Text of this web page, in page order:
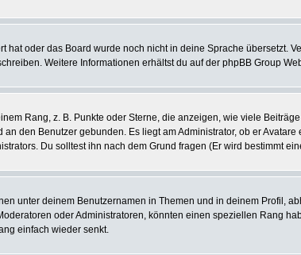
oder das Board wurde noch nicht in deine Sprache übersetzt.
Weitere Informationen erhältst du auf der phpBB Group
Rang, z. B. Punkte oder Sterne, die anzeigen, wie viele
den Benutzer gebunden. Es liegt am Administrator, ob er
Du solltest ihn nach dem Grund fragen (Er wird bestimmt
unter deinem Benutzernamen in Themen und in deinem Profil,
oder Administratoren, könnten einen speziellen Rang
einfach wieder senkt.